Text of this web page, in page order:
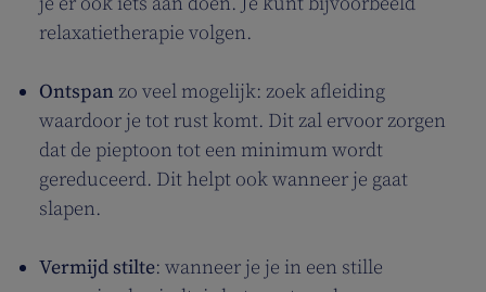
relaxatietherapie volgen.
Ontspan zo veel mogelijk: zoek afleiding
waardoor je tot rust komt. Dit zal ervoor zorgen
dat de pieptoon tot een minimum wordt
gereduceerd. Dit helpt ook wanneer je gaat
slapen.
Vermijd stilte: wanneer je je in een stille